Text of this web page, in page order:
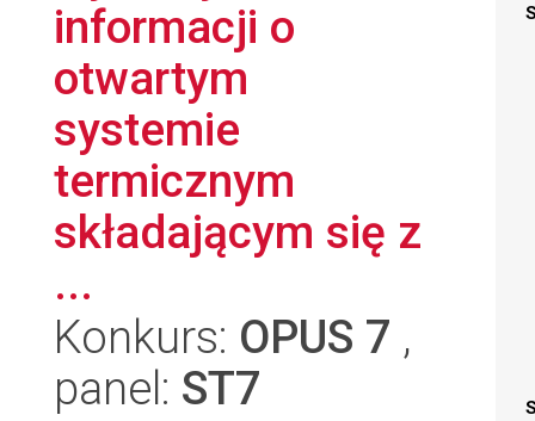
informacji o
otwartym
systemie
termicznym
składającym się z
...
Konkurs: OPUS 7 ,
panel: ST7